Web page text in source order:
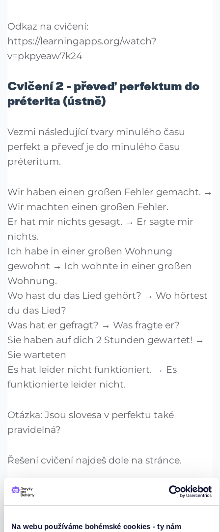
Na webu používáme bohémské cookies - ty nám
Odkaz na cvičení:
https://learningapps.org/watch?
v=pkpyeaw7k24
Cvičení 2 - převeď perfektum do
préterita (ústně)
Vezmi následující tvary minulého času
perfekt a převeď je do minulého času
préteritum.
Wir haben einen großen Fehler gemacht. →
Wir machten einen großen Fehler.
Er hat mir nichts gesagt. → Er sagte mir
nichts.
Ich habe in einer großen Wohnung
gewohnt → Ich wohnte in einer großen
Wohnung.
Wo hast du das Lied gehört? → Wo hörtest
du das Lied?
Was hat er gefragt? → Was fragte er?
Sie haben auf dich 2 Stunden gewartet! →
Sie warteten
Es hat leider nicht funktioniert. → Es
funktionierte leider nicht.
Otázka: Jsou slovesa v perfektu také
pravidelná?
Řešení cvičení najdeš dole na stránce.
Jak tvořit préteritum od
nepravidelných sloves?